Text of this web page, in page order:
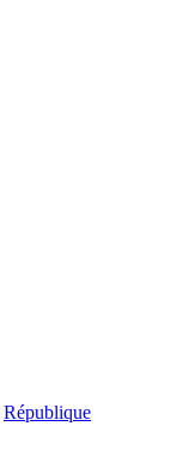
République